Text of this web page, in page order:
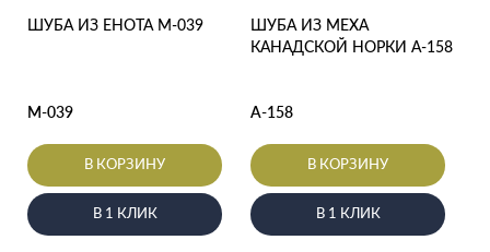
ШУБА ИЗ ЕНОТА М-039
М-039
В КОРЗИНУ
В 1 КЛИК
ШУБА ИЗ МЕХА
КАНАДСКОЙ НОРКИ А-158
А-158
В КОРЗИНУ
В 1 КЛИК